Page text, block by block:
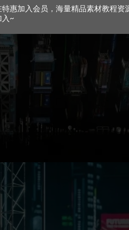
特惠加入会员，海量精品素材教程资
入~